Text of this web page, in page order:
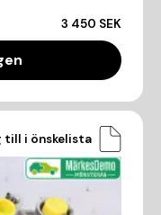
3 450 SEK
till i önskelista